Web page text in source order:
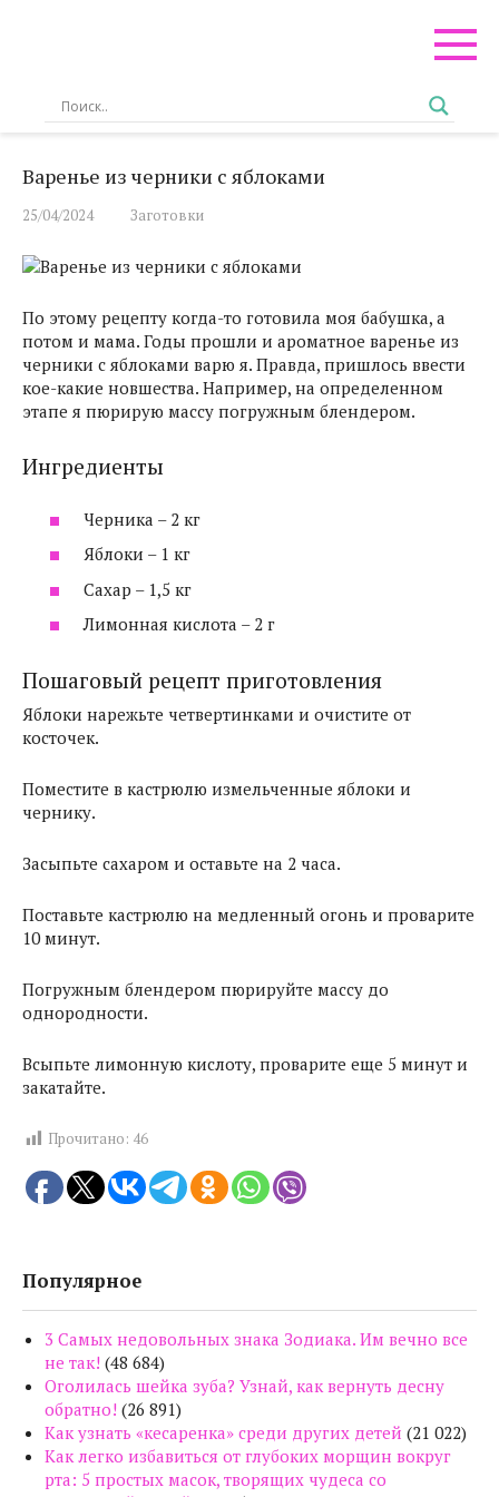
Варенье из черники с яблоками
25/04/2024 Заготовки
По этому рецепту когда-то готовила моя бабушка, а
потом и мама. Годы прошли и ароматное варенье из
черники с яблоками варю я. Правда, пришлось ввести
кое-какие новшества. Например, на определенном
этапе я пюрирую массу погружным блендером.
Ингредиенты
Черника – 2 кг
Яблоки – 1 кг
Сахар – 1,5 кг
Лимонная кислота – 2 г
Пошаговый рецепт приготовления
Яблоки нарежьте четвертинками и очистите от
косточек.
Поместите в кастрюлю измельченные яблоки и
чернику.
Засыпьте сахаром и оставьте на 2 часа.
Поставьте кастрюлю на медленный огонь и проварите
10 минут.
Погружным блендером пюрируйте массу до
однородности.
Всыпьте лимонную кислоту, проварите еще 5 минут и
закатайте.
Прочитано: 46
Популярное
3 Самых недовольных знака Зодиака. Им вечно все
не так! (48 684)
Оголилась шейка зуба? Узнай, как вернуть десну
обратно! (26 891)
Как узнать «кесаренка» среди других детей (21 022)
Как легко избавиться от глубоких морщин вокруг
рта: 5 простых масок, творящих чудеса со